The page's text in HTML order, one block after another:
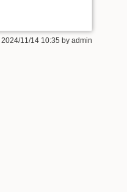
2024/11/14 10:35 by admin